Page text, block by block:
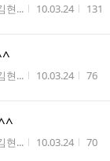
성자
현... 작성시간
10.03.24 조회수
131
성자
현... 작성시간
10.03.24 조회수
76
성자
현... 작성시간
10.03.24 조회수
70